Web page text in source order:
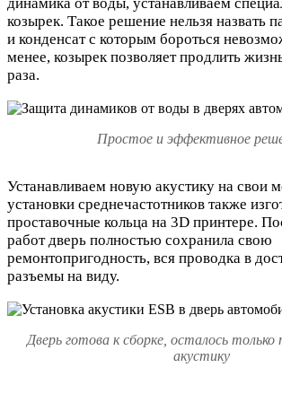
динамика от воды, устанавливаем
козырек. Такое решение нельзя назвать
и конденсат с которым бороться
менее, козырек позволяет продлить
раза.
Простое и эффективное
Устанавливаем новую акустику на свои
установки среднечастотников также
проставочные кольца на 3D принтере.
работ дверь полностью сохранила свою
ремонтопригодность, вся проводка в
разъемы на виду.
Дверь готова к сборке, осталось
акустику